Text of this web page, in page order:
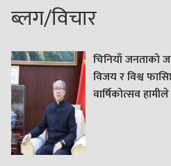
ब्लग/विचार
चिनियाँ जनताको
विजय र विश्व
वार्षिकोत्सव